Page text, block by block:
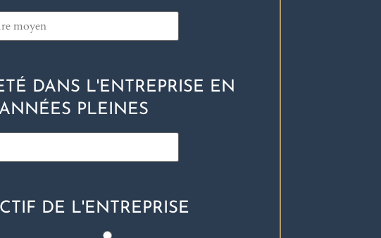
DANS L'ENTREPRISE EN
ANNÉES PLEINES
DE L'ENTREPRISE